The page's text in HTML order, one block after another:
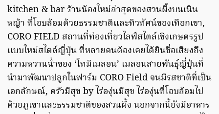
kitchen & bar ร้านน้องใหม่ล่าสุดของสวนผึ้งบนเนิน
หญ้า ที่โอบล้อมด้วยธรรมชาติและทิวทัศน์ของเทือกเขา,
CORO FIELD สถานที่ท่องเที่ยวไลฟ์สไตล์เชิงเกษตรรูป
แบบใหม่สไตล์ญี่ปุ่น ที่หลายคนต้องเคยได้ยินชื่อเสียงถึง
ความหวานฉ่ำของ ‘โทมิเมลอน’ เมลอนสายพันธุ์ญี่ปุ่นที่
นำมาพัฒนาปลูกในฟาร์ม CORO Field จนมีรสชาติที่เป็น
เอกลักษณ์, ครัวมีสุข by ไร่องุ่นมีสุข ไร่องุ่นที่โอบล้อมไป
ด้วยภูเขาและธรรมชาติของสวนผึ้ง นอกจากนี้ยังมีอาหาร